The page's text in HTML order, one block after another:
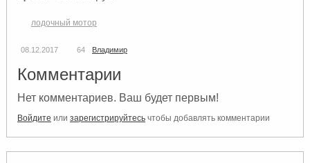
лодочный мотор
08.12.2017 64 Владимир
Комментарии
Нет комментариев. Ваш будет первым!
Войдите или зарегистрируйтесьчтобы добавлять комментарии